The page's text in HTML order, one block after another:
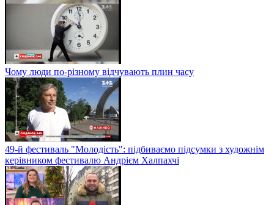
Чому люди по-різному відчувають плин часу
49-й фестиваль "Молодість": підбиваємо підсумки з художнім
керівником фестивалю Андрієм Халпахчі